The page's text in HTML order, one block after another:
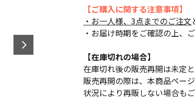
【ご購入に関する注意事項】
・お一人様、3点までのご注文
・お届け時期をご確認の上、
【在庫切れの場合】
在庫切れ後の販売再開は未定と
販売再開の際は、本商品ペー
状況により再販しない場合も